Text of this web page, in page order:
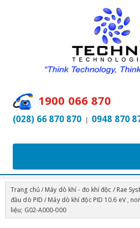
1900 066 870
(028) 66 870 870 | 0948 870
Trang chủ/ Máy dò khí - đo khí độc / Rae
đầu dò PID / Máy dò khí độc PID 10.6 eV ,
liệu; G02-A000-000